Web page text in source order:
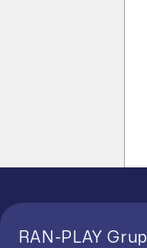
RAN-PLAY